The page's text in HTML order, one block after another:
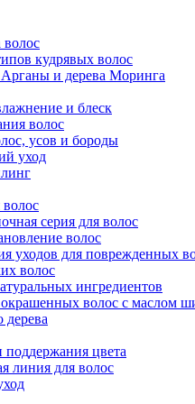
кудрявых волос
и дерева Моринга
и блеск
волос
усов и бороды
уход
серия для волос
волос
уходов для поврежденных
волос
ингредиентов
волос с маслом
цвета
линия для волос